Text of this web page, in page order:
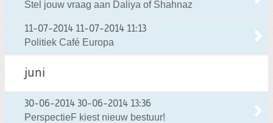
Stel jouw vraag aan Daliya of Shahnaz
11-07-2014 11-07-2014 11:13
Politiek Café Europa
juni
30-06-2014 30-06-2014 13:36
PerspectieF kiest nieuw bestuur!